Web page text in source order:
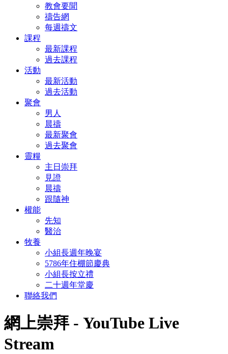
教會要聞
禱告網
每週禱文
課程
最新課程
過去課程
活動
最新活動
過去活動
聚會
男人
晨禱
最新聚會
過去聚會
靈糧
主日崇拜
見證
晨禱
跟隨神
權能
先知
醫治
牧養
小組長週年晚宴
5786年住棚節慶典
小組長按立禮
二十週年堂慶
聯絡我們
網上崇拜 - YouTube Live
Stream